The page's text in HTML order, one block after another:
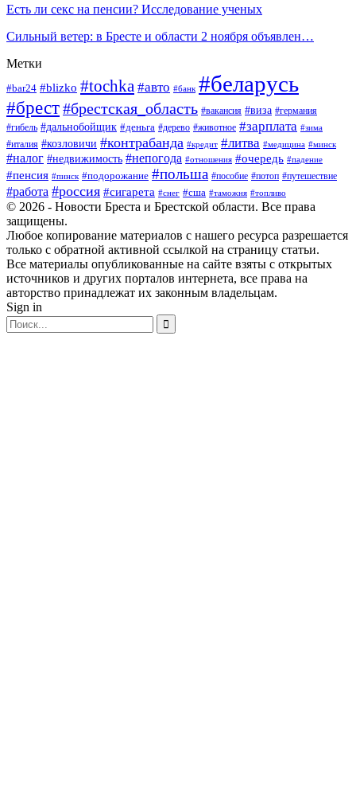
Есть ли секс на пенсии? Исследование ученых
Сильный ветер: в Бресте и области 2 ноября объявлен…
Метки
#bar24 #blizko #tochka #авто #банк #беларусь
#брест#брестская_область #вакансия #виза #германия
#гибель #дальнобойщик #деньга #дерево #животное #зарплата #зима
#италия #козловичи #контрабанда #кредит #литва #медицина #минск
#налог #недвижимость #непогода #отношения #очередь #падение
#пенсия #пинск #подорожание #польша #пособие #потоп #путешествие
#работа #россия #сигарета #снег #сша #таможня #топливо
© 2026 - Новости Бреста и Брестской области. Все права
защищены.
Любое копирование материалов с нашего ресурса разрешается
только с обратной активной ссылкой на страницу статьи.
Все материалы опубликованные на сайте взяты с открытых
источников и других порталов интернета, все права на
авторство принадлежат их законным владельцам.
Sign in